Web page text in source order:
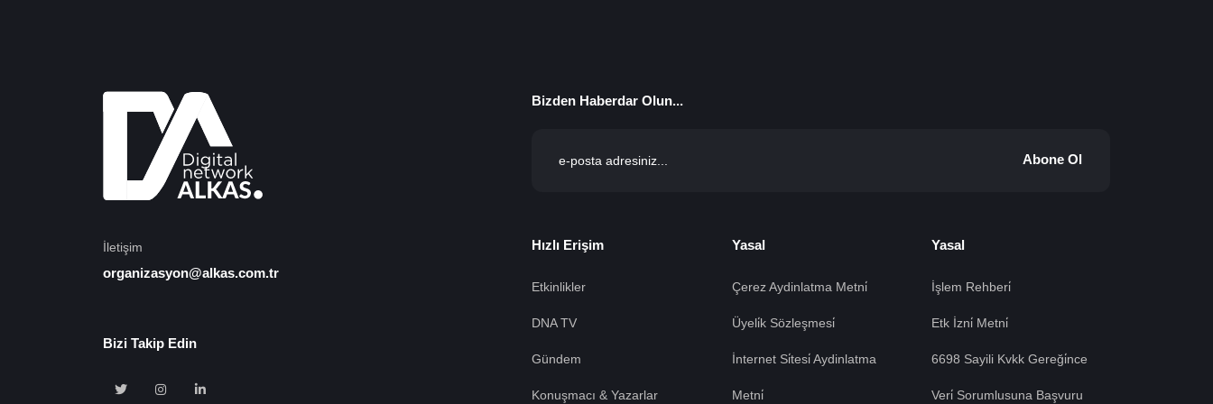
İletişim
organizasyon@alkas.com.tr
Bizi Takip Edin
Bizden Haberdar Olun...
Abone Ol
Hızlı Erişim
Etkinlikler
DNA TV
Gündem
Konuşmacı & Yazarlar
Yasal
Çerez Aydinlatma Metni̇
Üyeli̇k Sözleşmesi̇
İnternet Si̇tesi̇ Aydinlatma
Metni̇
Yasal
İşlem Rehberi̇
Etk İzni̇ Metni̇
6698 Sayili Kvkk Gereği̇nce
Veri̇ Sorumlusuna Başvuru